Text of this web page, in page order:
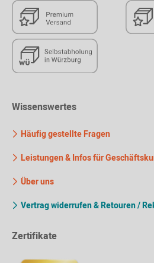
Wissenswertes
Häufig gestellte Fragen
Leistungen & Infos für
Über uns
Vertrag widerrufen & Retouren /
Zertifikate